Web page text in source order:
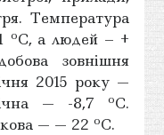
Температура
оС, а людей – +
зовнішня
2015 року —
— -8,7оС.
— — 22 оС.